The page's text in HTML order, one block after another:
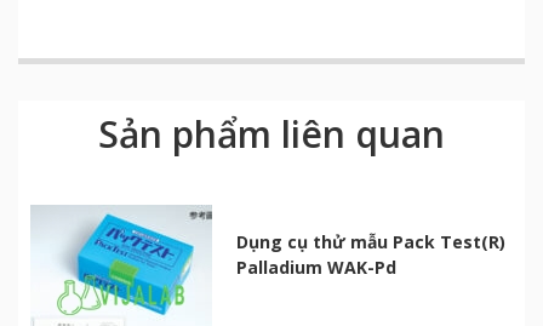
Sản phẩm liên quan
Dụng cụ thử mẫu Pack Test(R)
Palladium WAK-Pd